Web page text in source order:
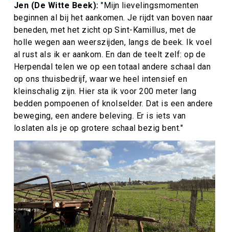
Jen (De Witte Beek):" Mijn lievelingsmomenten
beginnen al bij het aankomen. Je rijdt van boven naar
beneden, met het zicht op Sint-Kamillus, met de
holle wegen aan weerszijden, langs de beek. Ik voel
al rust als ik er aankom. En dan de teelt zelf: op de
Herpendal telen we op een totaal andere schaal dan
op ons thuisbedrijf, waar we heel intensief en
kleinschalig zijn. Hier sta ik voor 200 meter lang
bedden pompoenen of knolselder. Dat is een andere
beweging, een andere beleving. Er is iets van
loslaten als je op grotere schaal bezig bent."